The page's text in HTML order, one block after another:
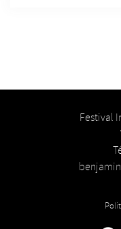
Festival